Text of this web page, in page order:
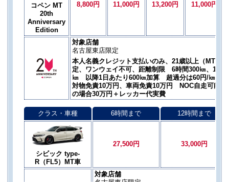
コペン MT
20th
Anniversary
Edition
8,800円 11,000円 13,200円 11,000円
対象店舗
名古屋東店限定
本人名義クレジット支払いのみ、21歳以上（MT免
定、ワンウェイ不可、距離制限 6時間300㎞、12時
㎞ 以降1日あたり600㎞加算 超過分は60円/㎞加算
対物免責10万円、車両免責10万円 NOC自走可能の
の場合30万円＋レッカー代実費
クラス・車種 6時間まで 12時間まで
シビック type-
R（FL5）MT車
27,500円 33,000円
対象店舗